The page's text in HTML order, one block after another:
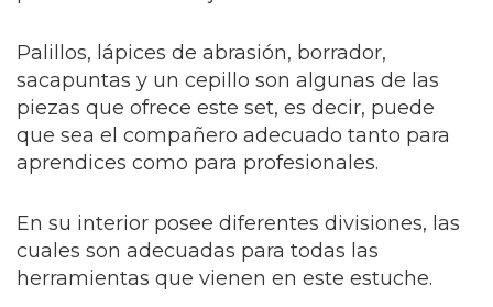
Palillos, lápices de abrasión, borrador,
sacapuntas y un cepillo son algunas de las
piezas que ofrece este set, es decir, puede
que sea el compañero adecuado tanto para
aprendices como para profesionales.
En su interior posee diferentes divisiones, las
cuales son adecuadas para todas las
herramientas que vienen en este estuche.